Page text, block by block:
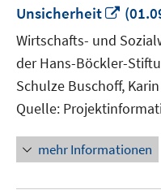
Unsicherheit
In
neuem
Wirtschafts- und
der Hans-Böckler-
Schulze Buschoff, Karin
Quelle:
mehr Informationen